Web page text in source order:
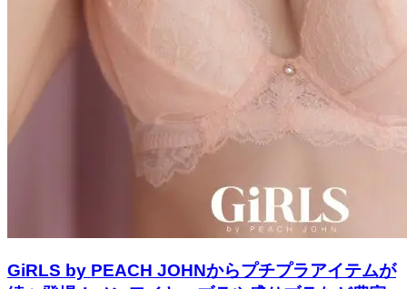
GiRLS by PEACH JOHNからプチプラアイテムが